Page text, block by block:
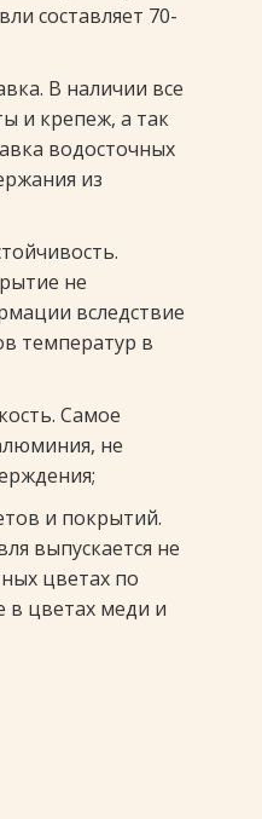
составляет 70-
В наличии все
и крепеж, а так
водосточных
из
не
вследствие
температур в
Самое
не
и покрытий.
выпускается не
цветах по
в цветах меди и